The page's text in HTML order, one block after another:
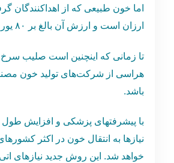
اما خون طبیعی که از اهداکنندگان
ارزان است و ارزش آن بالغ بر ۸۰ یورو می‌شود.
تا زمانی که اینچنین است صلیب سرخ
هراسی از شرکت‌های تولید خون
باشد.
با پیشرفتهای پزشکی و افزایش
نیازها به انتقال خون در اکثر
خواهد شد. این روش جدید نیازهای